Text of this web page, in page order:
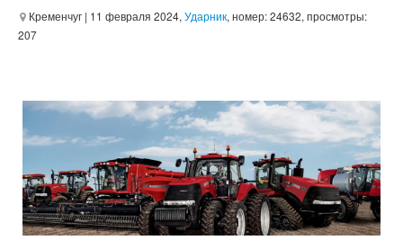
Кременчуг | 11 февраля 2024, Ударник, номер: 24632, просмотры:
207